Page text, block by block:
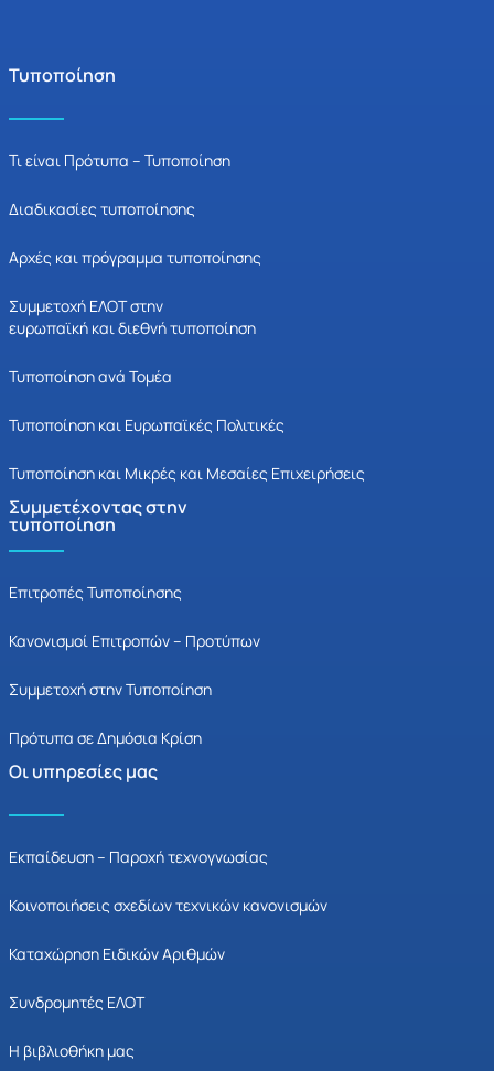
Τυποποίηση
Τι είναι Πρότυπα – Τυποποίηση
Διαδικασίες τυποποίησης
Αρχές και πρόγραμμα τυποποίησης
Συμμετοχή ΕΛΟΤ στην
ευρωπαϊκή και διεθνή τυποποίηση
Τυποποίηση ανά Τομέα
Τυποποίηση και Ευρωπαϊκές Πολιτικές
Τυποποίηση και Μικρές και Μεσαίες Επιχειρήσεις
Συμμετέχοντας στην
τυποποίηση
Επιτροπές Τυποποίησης
Κανονισμοί Επιτροπών – Προτύπων
Συμμετοχή στην Τυποποίηση
Πρότυπα σε Δημόσια Κρίση
Οι υπηρεσίες μας
Εκπαίδευση – Παροχή τεχνογνωσίας
Κοινοποιήσεις σχεδίων τεχνικών κανονισμών
Καταχώρηση Ειδικών Αριθμών
Συνδρομητές ΕΛΟΤ
Η βιβλιοθήκη μας